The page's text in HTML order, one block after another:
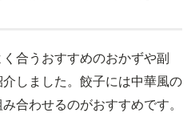
合うおすすめのおかずや副
しました。餃子には中華風の
合わせるのがおすすめです。